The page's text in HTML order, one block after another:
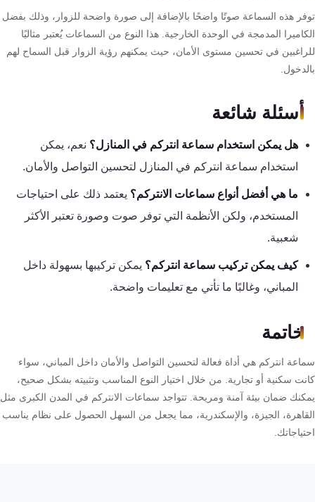
هذه السماعة صوتًا واضحًا بالإضافة إلى صورة واضحة للزوار، وذلك بفضل
المدمجة في الوحدة الخارجية. هذا النوع من السماعات يُعتبر مثاليًا
في تحسين مستوى الأمان، حيث يمكنهم رؤية الزوار قبل السماح لهم
أسئلة شائعة
هل يمكن استخدام سماعة انتركم في المنازل؟نعم، يمكن
استخدام سماعة انتركم في المنازل لتحسين التواصل والأمان.
ما هي أفضل أنواع سماعات الانتركم؟يعتمد ذلك على احتياجات
المستخدم، ولكن الأنظمة التي توفر صوت وصورة تعتبر الأكثر
شعبية.
كيف يمكن تركيب سماعة انتركم؟يمكن تركيبها بسهولة داخل
المباني، وغالبًا ما تأتي مع تعليمات واضحة.
خاتمة
انتركم هي أداة فعالة لتحسين التواصل والأمان داخل المباني، سواء
سكنية أو تجارية. من خلال اختيار النوع المناسب وتثبيته بشكل صحيح،
ضمان بيئة آمنة ومريحة. تتواجد سماعات الانتركم في المدن الكبرى مثل
الجيزة، والإسكندرية، مما يجعل من السهل الحصول على نظام يناسب